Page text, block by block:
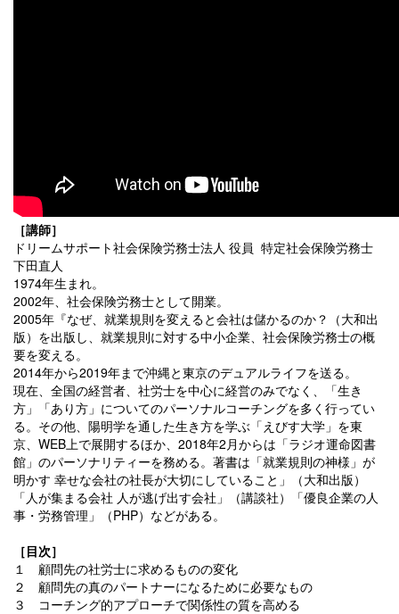
［講師］
ドリームサポート社会保険労務士法人 役員 特定社会保険労務士
下田直人
1974年生まれ。
2002年、社会保険労務士として開業。
2005年『なぜ、就業規則を変えると会社は儲かるのか？（大和出
版）を出版し、就業規則に対する中小企業、社会保険労務士の概
要を変える。
2014年から2019年まで沖縄と東京のデュアルライフを送る。
現在、全国の経営者、社労士を中心に経営のみでなく、「生き
方」「あり方」についてのパーソナルコーチングを多く行ってい
る。その他、陽明学を通した生き方を学ぶ「えびす大学」を東
京、WEB上で展開するほか、2018年2月からは「ラジオ運命図書
館」のパーソナリティーを務める。著書は「就業規則の神様」が
明かす 幸せな会社の社長が大切にしていること」（大和出版）
「人が集まる会社 人が逃げ出す会社」（講談社）「優良企業の人
事・労務管理」（PHP）などがある。
［目次］
１ 顧問先の社労士に求めるものの変化
２ 顧問先の真のパートナーになるために必要なもの
３ コーチング的アプローチで関係性の質を高める